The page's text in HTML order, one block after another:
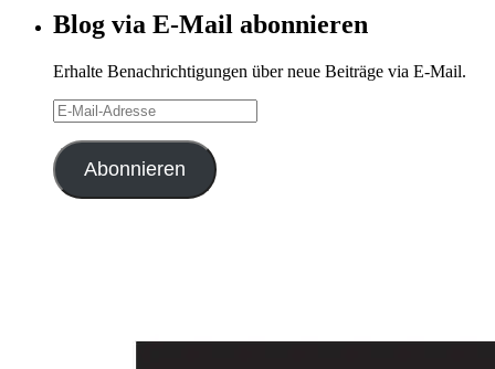
Blog via E-Mail abonnieren
Erhalte Benachrichtigungen über neue Beiträge via E-Mail.
E-
Mail-
Adresse
Abonnieren